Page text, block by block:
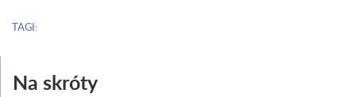
TAGI:
Na skróty